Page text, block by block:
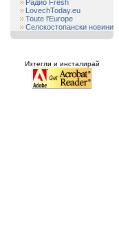
Радио Fresh
LovechToday.eu
Toute l'Europe
Селскостопански новини
Изтегли и инсталирай